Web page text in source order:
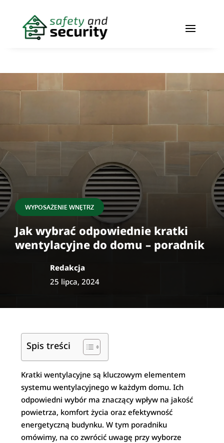
WYPOSAŻENIE WNĘTRZ
Jak wybrać odpowiednie kratki
wentylacyjne do domu – poradnik
Redakcja
25 lipca, 2024
Spis treści
Kratki wentylacyjne są kluczowym elementem
systemu wentylacyjnego w każdym domu. Ich
odpowiedni wybór ma znaczący wpływ na jakość
powietrza, komfort życia oraz efektywność
energetyczną budynku. W tym poradniku
omówimy, na co zwrócić uwagę przy wyborze